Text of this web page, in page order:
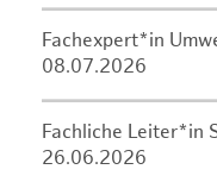
Fachexpert*in
08.07.2026
Fachliche Leiter*in
26.06.2026